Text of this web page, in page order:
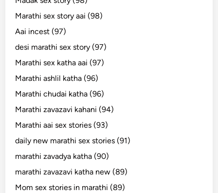
Marathi sex story aai (98)
Aai incest (97)
desi marathi sex story (97)
Marathi sex katha aai (97)
Marathi ashlil katha (96)
Marathi chudai katha (96)
Marathi zavazavi kahani (94)
Marathi aai sex stories (93)
daily new marathi sex stories (91)
marathi zavadya katha (90)
marathi zavazavi katha new (89)
Mom sex stories in marathi (89)